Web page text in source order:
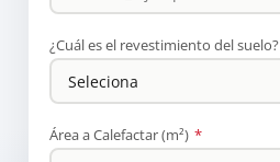
¿Cuál es el revestimiento del suelo?
Área a Calefactar (m²) *